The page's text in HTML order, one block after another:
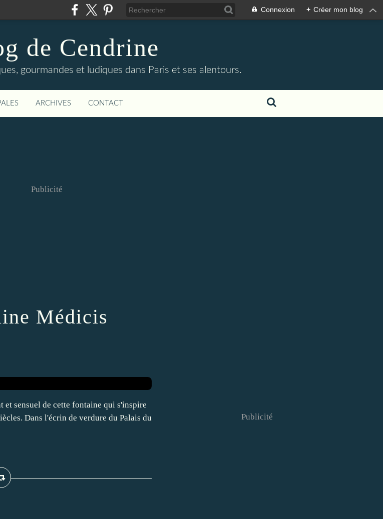
Connexion + Créer mon blog
de Cendrine
gourmandes et ludiques dans Paris et ses alentours.
ARCHIVES CONTACT
Publicité
Médicis
sensuel de cette fontaine qui s'inspire
Dans l'écrin de verdure du Palais du
Publicité